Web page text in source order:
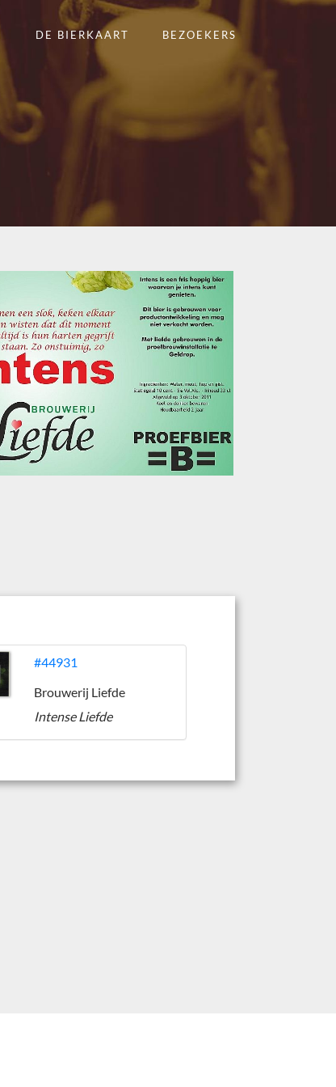
DE BIERKAART BEZOEKERS
#44931
Brouwerij Liefde
Intense Liefde